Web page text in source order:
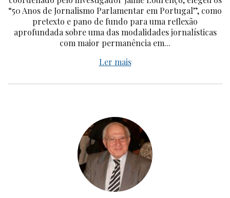
“50 Anos de Jornalismo Parlamentar em Portugal”, como
pretexto e pano de fundo para uma reflexão
aprofundada sobre uma das modalidades jornalísticas
com maior permanência em...
Ler mais